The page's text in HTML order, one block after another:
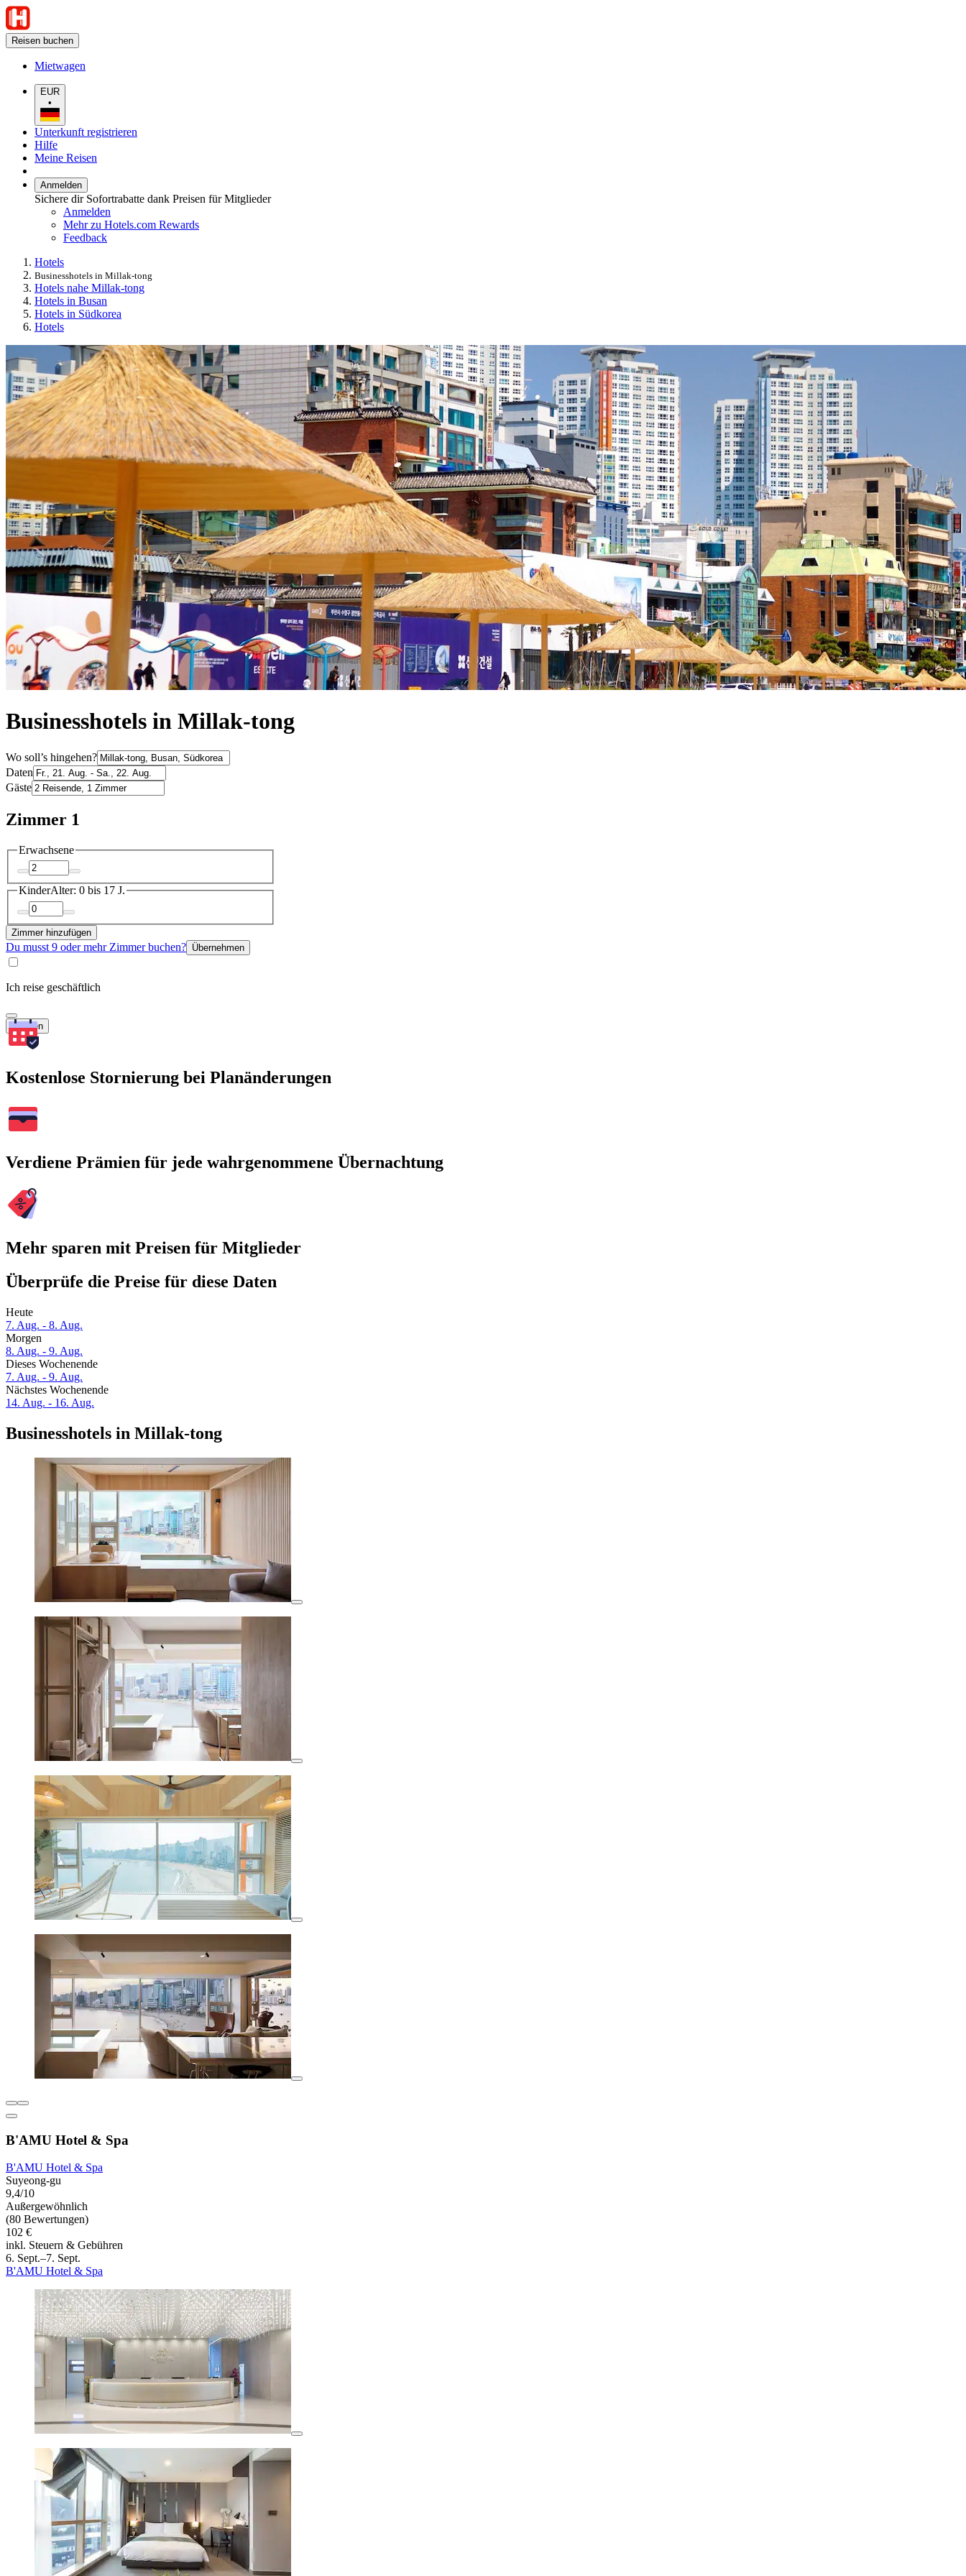
Reisen buchen
Mietwagen
EUR
•
Unterkunft registrieren
Hilfe
Meine Reisen
Anmelden
Sichere dir Sofortrabatte dank Preisen für Mitglieder
Anmelden
Mehr zu Hotels.com Rewards
Feedback
Hotels
Businesshotels in Millak-tong
Hotels nahe Millak-tong
Hotels in Busan
Hotels in Südkorea
Hotels
Businesshotels in Millak-tong
Wo soll’s hingehen?
Daten
Gäste
Zimmer 1
Erwachsene
KinderAlter: 0 bis 17 J.
Zimmer hinzufügen
Du musst 9 oder mehr Zimmer buchen? Übernehmen
Ich reise geschäftlich
Suchen
Kostenlose Stornierung bei Planänderungen
Verdiene Prämien für jede wahrgenommene Übernachtung
Mehr sparen mit Preisen für Mitglieder
Überprüfe die Preise für diese Daten
Heute
7. Aug. - 8. Aug.
Morgen
8. Aug. - 9. Aug.
Dieses Wochenende
7. Aug. - 9. Aug.
Nächstes Wochenende
14. Aug. - 16. Aug.
Businesshotels in Millak-tong
B'AMU Hotel & Spa
B'AMU Hotel & Spa
Suyeong-gu
9,4/10
Außergewöhnlich
(80 Bewertungen)
102 €
inkl. Steuern & Gebühren
6. Sept.–7. Sept.
B'AMU Hotel & Spa